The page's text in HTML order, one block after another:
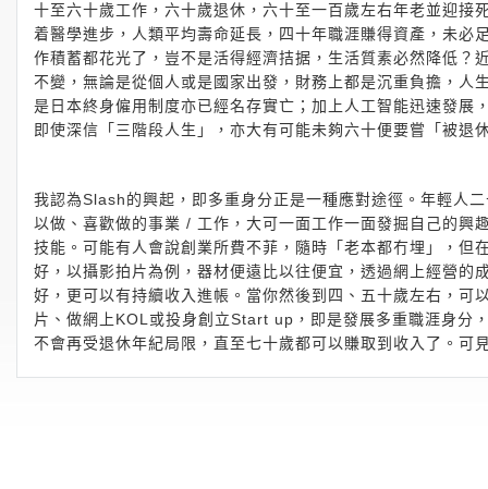
十至六十歲工作，六十歲退休，六十至一百歲左右年老並迎
着醫學進步，人類平均壽命延長，四十年職涯賺得資產，未
作積蓄都花光了，豈不是活得經濟拮据，生活質素必然降低
不變，無論是從個人或是國家出發，財務上都是沉重負擔，
是日本終身僱用制度亦已經名存實亡；加上人工智能迅速發
即使深信「三階段人生」，亦大有可能未夠六十便要嘗「被退
我認為Slash的興起，即多重身分正是一種應對途徑。年輕人
以做、喜歡做的事業 / 工作，大可一面工作一面發掘自己的興
技能。可能有人會說創業所費不菲，隨時「老本都冇埋」，
好，以攝影拍片為例，器材便遠比以往便宜，透過網上經營
好，更可以有持續收入進帳。當你然後到四、五十歲左右，
片、做網上KOL或投身創立Start up，即是發展多重職涯身分
不會再受退休年紀局限，直至七十歲都可以賺取到收入了。